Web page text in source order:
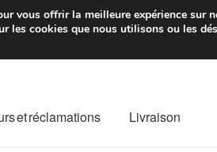
de 7 EUR
et réclamations Livraison
vous offrir la meilleure expérience sur
les cookies que nous utilisons ou les